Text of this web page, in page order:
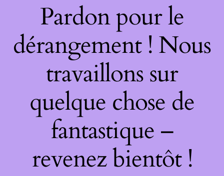
Pardon pour le
dérangement ! Nous
travaillons sur
quelque chose de
fantastique –
revenez bientôt !